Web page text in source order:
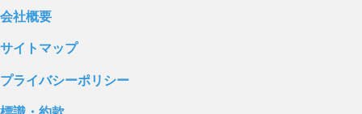
会社概要
サイトマップ
プライバシーポリシー